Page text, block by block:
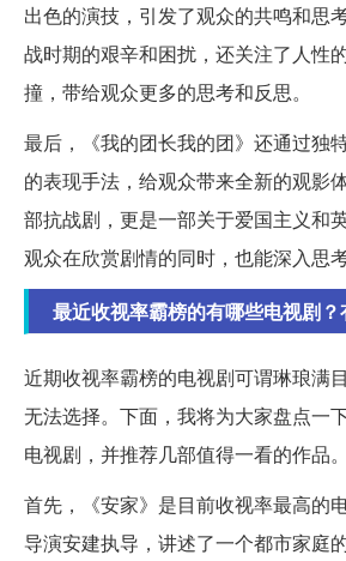
出色的演技，引发了观众的共鸣和思
战时期的艰辛和困扰，还关注了人性
撞，带给观众更多的思考和反思。
最后，《我的团长我的团》还通过独
的表现手法，给观众带来全新的观影
部抗战剧，更是一部关于爱国主义和
观众在欣赏剧情的同时，也能深入思考
最近收视率霸榜的有哪些电视剧？
近期收视率霸榜的电视剧可谓琳琅满
无法选择。下面，我将为大家盘点一
电视剧，并推荐几部值得一看的作品。
首先，《安家》是目前收视率最高的
导演安建执导，讲述了一个都市家庭